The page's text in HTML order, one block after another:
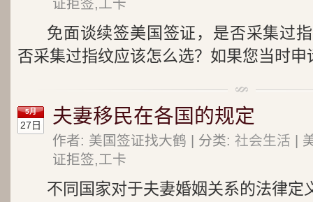
证拒签,工卡
免面谈续签美国签证，是否采集过
否采集过指纹应该怎么选？如果您当时
5月
27日 夫妻移民在各国的规定
作者: 美国签证找大鹤 | 分类: 社会生活 |
证拒签,工卡
不同国家对于夫妻婚姻关系的法律定